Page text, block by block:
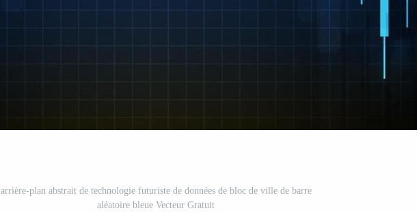
arrière-plan abstrait de technologie futuriste de données de bloc de ville de barre
aléatoire bleue Vecteur Gratuit